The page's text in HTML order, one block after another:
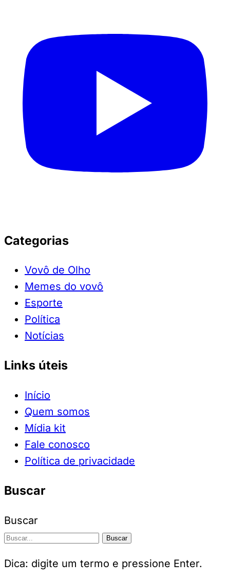
Categorias
Vovô de Olho
Memes do vovô
Esporte
Política
Notícias
Links úteis
Início
Quem somos
Mídia kit
Fale conosco
Política de privacidade
Buscar
Buscar
Buscar
Dica: digite um termo e pressione Enter.